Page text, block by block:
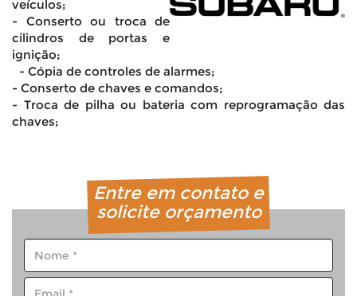
veículos;
- Conserto ou troca de
cilindros de portas e
ignição;
- Cópia de controles de alarmes;
- Conserto de chaves e comandos;
- Troca de pilha ou bateria com reprogramação das
chaves;
Entre em contato e
solicite orçamento